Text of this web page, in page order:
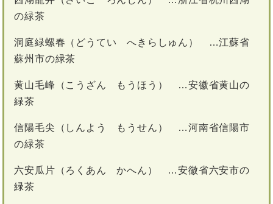
の緑茶
洞庭緑螺春（どうてい へきらしゅん） …江蘇省
蘇州市の緑茶
黄山毛峰（こうざん もうほう） …安徽省黄山の
緑茶
信陽毛尖（しんよう もうせん） …河南省信陽市
の緑茶
六安瓜片（ろくあん かへん） …安徽省六安市の
緑茶